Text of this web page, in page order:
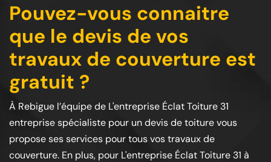
Pouvez-vous connaitre
que le devis de vos
travaux de couverture est
gratuit ?
À Rebigue l’équipe de L'entreprise Éclat Toiture 31
entreprise spécialiste pour un devis de toiture vous
propose ses services pour tous vos travaux de
couverture. En plus, pour L'entreprise Éclat Toiture 31 à